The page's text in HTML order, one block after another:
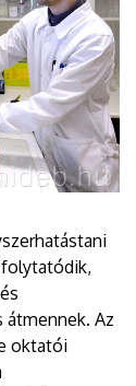
átmennek. Az
oktatói